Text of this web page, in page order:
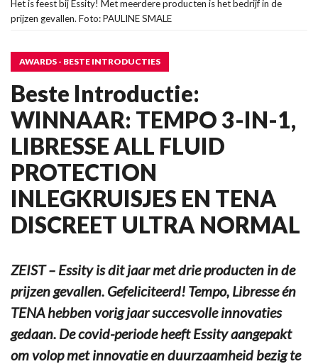
Het is feest bij Essity! Met meerdere producten is het bedrijf in de
prijzen gevallen. Foto: PAULINE SMALE
AWARDS - BESTE INTRODUCTIES
Beste Introductie:
WINNAAR: TEMPO 3-IN-1,
LIBRESSE ALL FLUID
PROTECTION
INLEGKRUISJES EN TENA
DISCREET ULTRA NORMAL
ZEIST – Essity is dit jaar met drie producten in de
prijzen gevallen. Gefeliciteerd! Tempo, Libresse én
TENA hebben vorig jaar succesvolle innovaties
gedaan. De covid-periode heeft Essity aangepakt
om volop met innovatie en duurzaamheid bezig te